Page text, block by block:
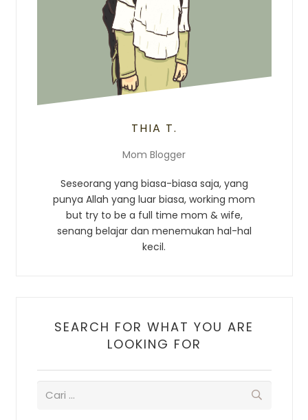
THIA T.
Mom Blogger
Seseorang yang biasa-biasa saja, yang
punya Allah yang luar biasa, working mom
but try to be a full time mom & wife,
senang belajar dan menemukan hal-hal
kecil.
SEARCH FOR WHAT YOU ARE
LOOKING FOR